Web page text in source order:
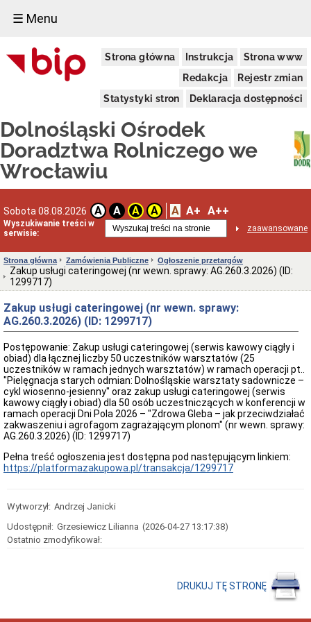
☰ Menu
Strona główna Instrukcja
Strona www
Redakcja
Rejestr zmian
Statystyki stron
Deklaracja dostępności
Dolnośląski Ośrodek
Doradztwa Rolniczego we
Wrocławiu
Sobota 08.08.2026 A A A A A A+ A++
Wyszukiwanie treści w
serwisie:
zaawansowane
Informacje
Ogólne
Dane
Komórki
Organizacyjne
Powiatowe
Zespoły
Doradztwa
Rolniczego
dostępności
Schemat
organizacyjny
Statut
Regulamin
Aktualne
oferty
pracy
Kontrole
w
Ośrodku
Wykaz
zbędnych
i
zużytych
składników
majątku
Zamówienia
Publiczne
postępowań
udzielenie
zamówień
ofertowe
Strona główna Zamówienia Publiczne Ogłoszenie przetargów
Zakup usługi cateringowej (nr wewn. sprawy: AG.260.3.2026) (ID:
1299717)
Zakup usługi cateringowej (nr wewn. sprawy:
AG.260.3.2026) (ID: 1299717)
Postępowanie: Zakup usługi cateringowej (serwis kawowy ciągły i
obiad) dla łącznej liczby 50 uczestników warsztatów (25
uczestników w ramach jednych warsztatów) w ramach operacji pt..
"Pielęgnacja starych odmian: Dolnośląskie warsztaty sadownicze –
cykl wiosenno-jesienny" oraz zakup usługi cateringowej (serwis
kawowy ciągły i obiad) dla 50 osób uczestniczących w konferencji w
ramach operacji Dni Pola 2026 – "Zdrowa Gleba – jak przeciwdziałać
zakwaszeniu i agrofagom zagrażającym plonom" (nr wewn. sprawy:
AG.260.3.2026) (ID: 1299717)
Pełna treść ogłoszenia jest dostępna pod następującym linkiem:
https://platformazakupowa.pl/transakcja/1299717
Wytworzył: Andrzej Janicki
Udostępnił: Grzesiewicz Lilianna (2026-04-27 13:17:38)
Ostatnio zmodyfikował:
DRUKUJ TĘ STRONĘ